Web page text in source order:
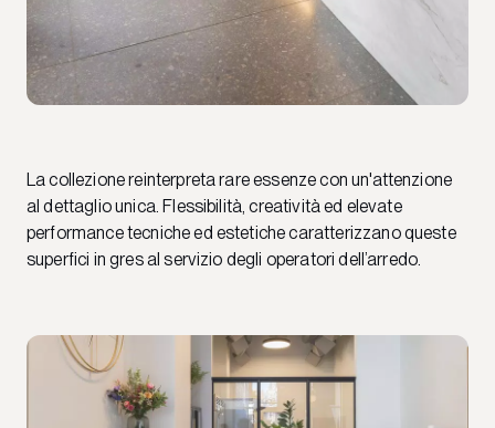
La collezione reinterpreta rare essenze con un'attenzione
al dettaglio unica. Flessibilità, creatività ed elevate
performance tecniche ed estetiche caratterizzano queste
superfici in gres al servizio degli operatori dell’arredo.